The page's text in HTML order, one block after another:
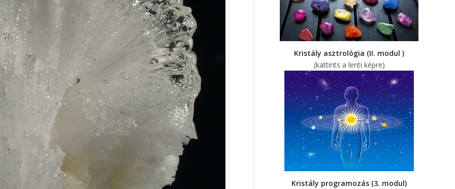
Kristály asztrológia (II. modul )
(kattints a lenti képre)
Kristály programozás (3. modul)